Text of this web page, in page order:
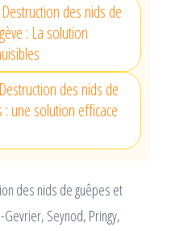
des nids de
: La solution
des nids de
une solution efficace
des nids de guêpes et
Seynod, Pringy,